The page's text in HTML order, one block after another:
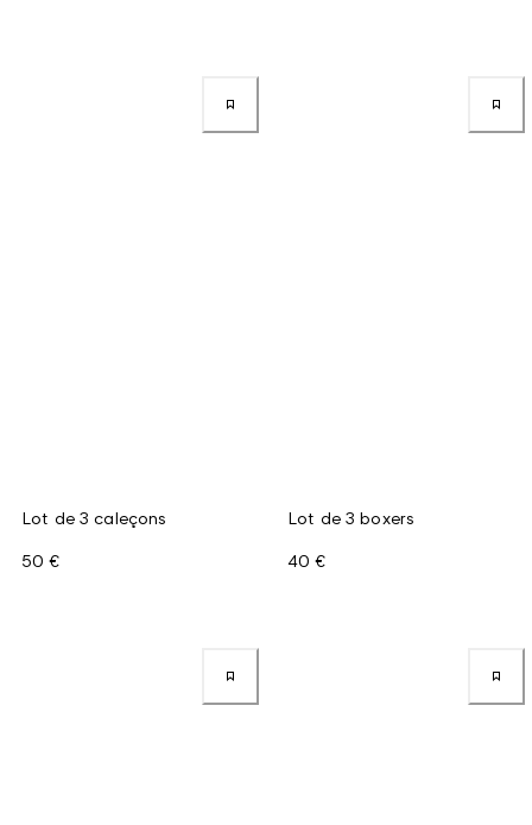
Lot de 3 caleçons
50 €
Lot de 3 boxers
40 €